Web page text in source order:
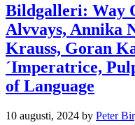
Bildgalleri: Way
Alvvays, Annika
Krauss, Goran
´Imperatrice,
of Language
10 augusti, 2024 by Peter